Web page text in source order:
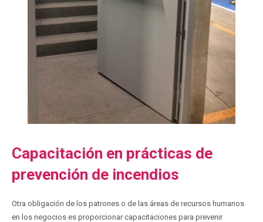
Capacitación en prácticas de
prevención de incendios
Otra obligación de los patrones o de las áreas de recursos humanos
en los negocios es proporcionar capacitaciones para prevenir